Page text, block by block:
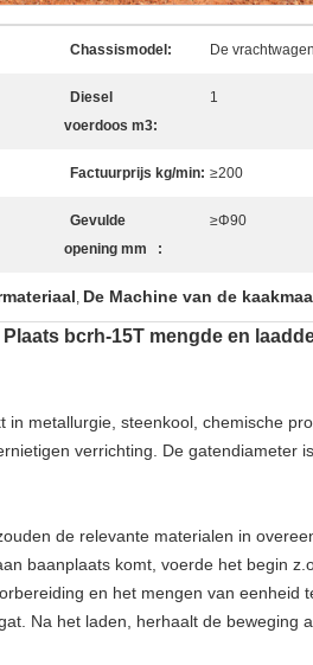
Chassismodel: De
Diesel
voerdoos m3:
1
Factuurprijs kg/min: ≥200
Gevulde
opening mm :
≥Φ90
, De Machine van de
bcrh-15T mengde en
in metallurgie, steenkool, chemische
verrichting. De gatendiameter
de relevante materialen in
baanplaats komt, voerde het begin
en het mengen van
Na het laden, herhaalt de